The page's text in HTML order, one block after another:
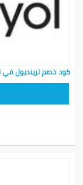
كود خصم ترينديول في